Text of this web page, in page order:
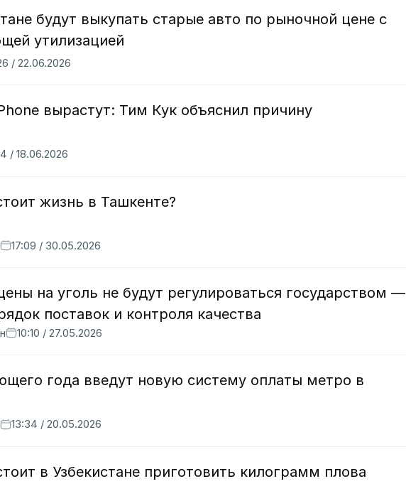
будут выкупать старые авто по рыночной цене с
утилизацией
/ 22.06.2026
вырастут: Тим Кук объяснил причину
/ 18.06.2026
жизнь в Ташкенте?
17:09 / 30.05.2026
на уголь не будут регулироваться государством —
поставок и контроля качества
10:10 / 27.05.2026
года введут новую систему оплаты метро в
13:34 / 20.05.2026
в Узбекистане приготовить килограмм плова